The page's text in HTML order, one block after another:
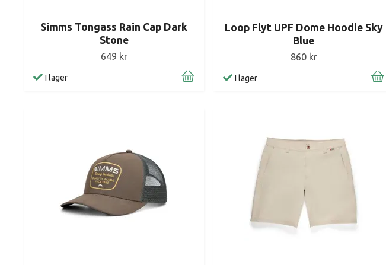
Simms Tongass Rain Cap Dark
Stone
649 kr
I lager
Loop Flyt UPF Dome Hoodie Sky
Blue
860 kr
I lager